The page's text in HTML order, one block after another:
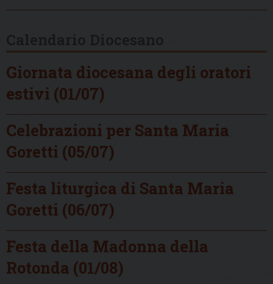
Giornata diocesana degli oratori
estivi (01/07)
Celebrazioni per Santa Maria
Goretti (05/07)
Festa liturgica di Santa Maria
Goretti (06/07)
Festa della Madonna della
Rotonda (01/08)